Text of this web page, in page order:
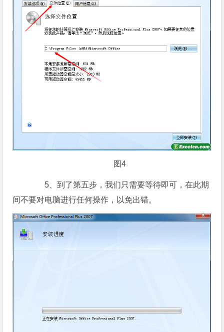
图4
5、到了第五步，我们只需要等待即可，在此期
间不要对电脑进行任何操作，以免出错。